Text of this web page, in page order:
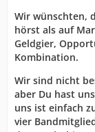
Wir wünschten,
hörst als auf
Geldgier,
Kombination.
Wir sind nicht
aber Du hast
uns ist einfach
vier